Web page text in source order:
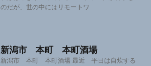
のだが、世の中にはリモートワ
新潟市 本町 本町酒場
新潟市 本町 本町酒場 最近 平日は自炊する